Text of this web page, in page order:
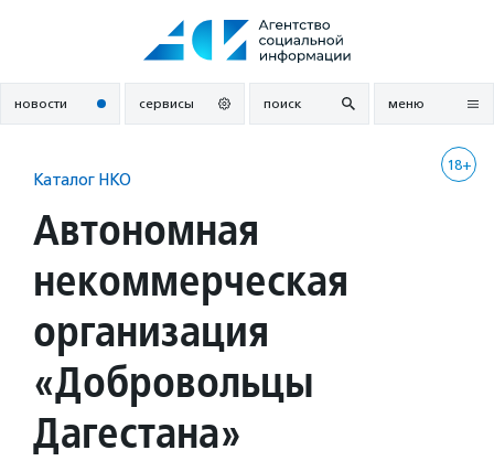
новости сервисы поиск меню
18+
Каталог НКО
Автономная
некоммерческая
организация
«Добровольцы
Дагестана»